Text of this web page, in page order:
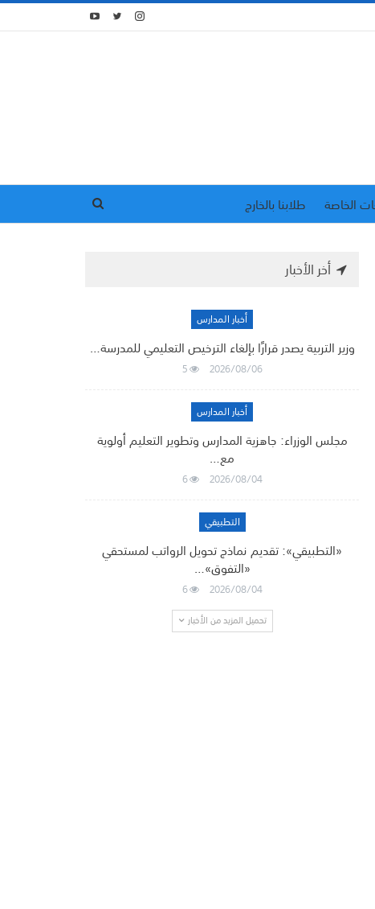
الخاصة
طلابنا بالخارج
أخر الأخبار
أخبار المدارس
وزير التربية يصدر قرارًا بإلغاء الترخيص التعليمي للمدرسة…
2026/08/06
5
أخبار المدارس
مجلس الوزراء: جاهزية المدارس وتطوير التعليم أولوية
مع…
2026/08/04
6
التطبيقي
«التطبيقي»: تقديم نماذج تحويل الرواتب لمستحقي
«التفوق»…
2026/08/04
6
تحميل المزيد من الأخبار